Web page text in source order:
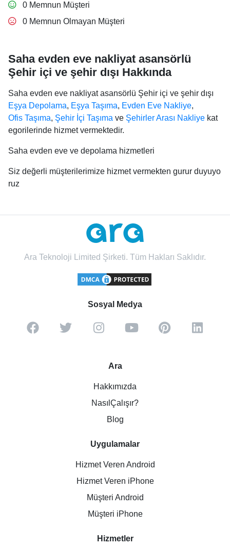
0 Memnun Müşteri
0 Memnun Olmayan Müşteri
Saha evden eve nakliyat asansörlü
Şehir içi ve şehir dışı Hakkında
Saha evden eve nakliyat asansörlü Şehir içi ve şehir dışı
Eşya Depolama, Eşya Taşıma, Evden Eve Nakliye,
Ofis Taşıma, Şehir İçi Taşıma ve Şehirler Arası Nakliye kat
egorilerinde hizmet vermektedir.
Saha evden eve ve depolama hizmetleri
Siz değerli müşterilerimize hizmet vermekten gurur duyuyo
ruz
Ara Teknoloji Limited Şirketi. Tüm Hakları Saklıdır.
Sosyal Medya
Ara
Hakkımızda
NasılÇalışır?
Blog
Uygulamalar
Hizmet Veren Android
Hizmet Veren iPhone
Müşteri Android
Müşteri iPhone
Hizmetler